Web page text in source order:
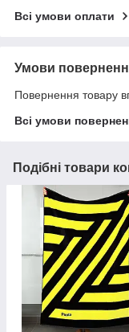
Всі умови оплати
Умови
Повернення товару
Всі умови
Подібні товари